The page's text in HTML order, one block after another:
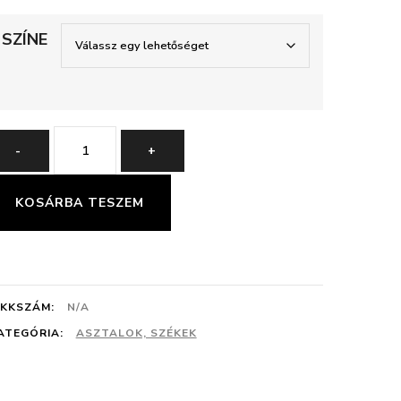
SZÍNE
-
NEVADA
SZÉK
mennyiség
+
KOSÁRBA TESZEM
N/A
ASZTALOK, SZÉKEK